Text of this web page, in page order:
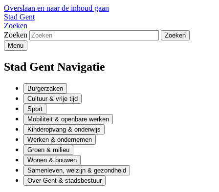
Overslaan en naar de inhoud gaan
Stad Gent
Zoeken
Zoeken
Menu
Stad Gent Navigatie
Burgerzaken
Cultuur & vrije tijd
Sport
Mobiliteit & openbare werken
Kinderopvang & onderwijs
Werken & ondernemen
Groen & milieu
Wonen & bouwen
Samenleven, welzijn & gezondheid
Over Gent & stadsbestuur